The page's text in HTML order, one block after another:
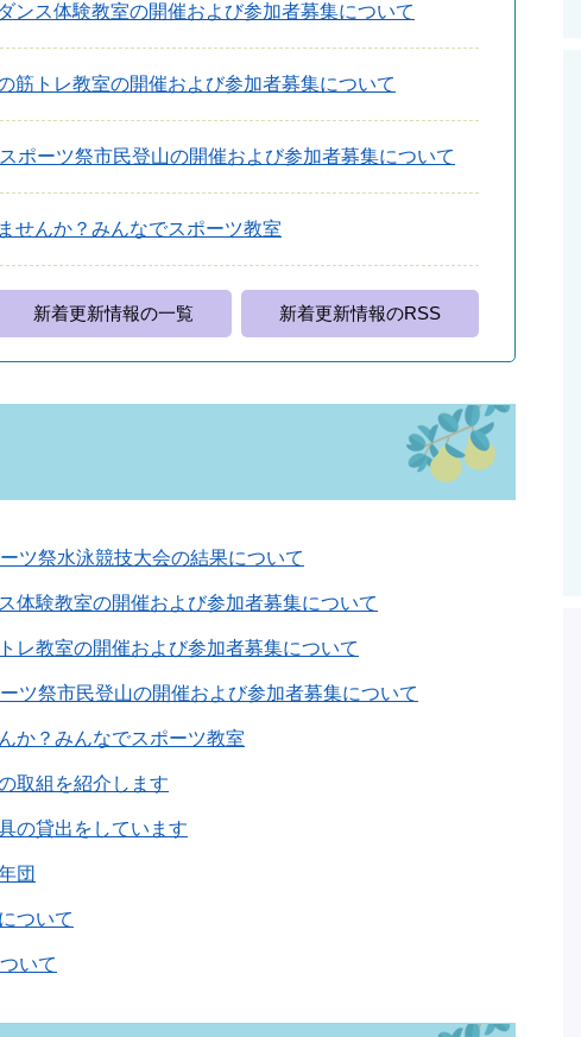
ンス体験教室の開催および参加者募集について
筋トレ教室の開催および参加者募集について
ポーツ祭市民登山の開催および参加者募集について
せんか？みんなでスポーツ教室
新着更新情報の一覧 新着更新情報のRSS
ツ祭水泳競技大会の結果について
体験教室の開催および参加者募集について
レ教室の開催および参加者募集について
ツ祭市民登山の開催および参加者募集について
か？みんなでスポーツ教室
取組を紹介します
の貸出をしています
団
ついて
いて